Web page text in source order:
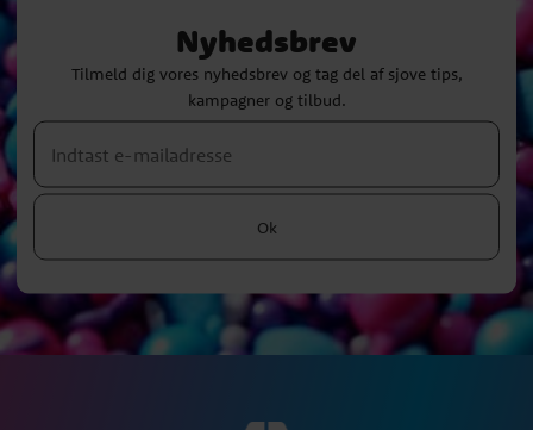
Nyhedsbrev
Tilmeld dig vores nyhedsbrev og tag del af sjove tips,
kampagner og tilbud.
Ok